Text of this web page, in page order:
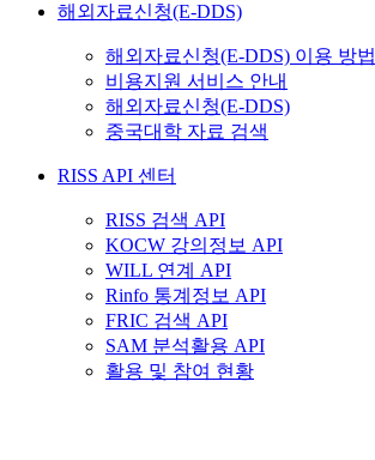
해외자료신청(E-DDS)
해외자료신청(E-DDS) 이용 방법
비용지원 서비스 안내
해외자료신청(E-DDS)
중국대학 자료 검색
RISS API 센터
RISS 검색 API
KOCW 강의정보 API
WILL 연계 API
Rinfo 통계정보 API
FRIC 검색 API
SAM 분석활용 API
활용 및 참여 현황